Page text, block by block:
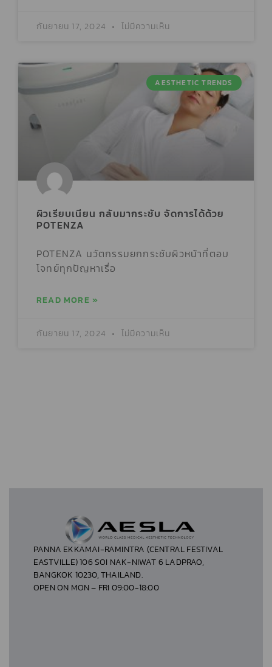
กันยายน 17, 2024 ไม่มีความเห็น
AESTHETIC TRENDS
ผิวเรียบเนียน กลับมากระชับ จัดการได้ด้วย
POTENZA
POTENZA นวัตกรรมยกกระชับผิวหน้าที่ตอบ
โจทย์ทุกปัญหาเรื่อ
READ MORE »
กันยายน 17, 2024 ไม่มีความเห็น
PANNA EKKAMAI-RAMINTRA (CENTRAL FESTIVAL
EASTVILLE) 106 SOI NAK-NIWAT 6 LADPRAO,
BANGKOK 10230, THAILAND.
OPEN ON MON – FRI 09:00-18:00